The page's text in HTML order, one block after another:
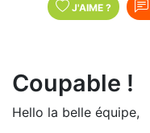
J'AIME ?
Coupable !
Hello la belle équipe,